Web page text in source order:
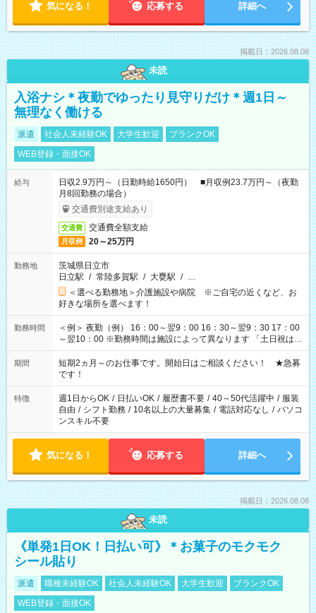
気になる！ 応募する 詳細へ
掲載日：2026.08.08
未読
入浴ナシ＊夜勤でゆったり見守りだけ＊週1日～
無理なく働ける
派遣 社会人未経験OK 大学生歓迎
ブランクOK
WEB登録・面接OK
給与
日収2.9万円～（日勤時給1650円） ■月収例23.7万円～（夜勤
月8回勤務の場合）
交通費別途支給あり
交通費 交通費全額支給
月収例 20～25万円
勤務地
茨城県日立市
日立駅 / 常陸多賀駅 / 大甕駅 / …
＜選べる勤務地＞介護施設や病院 ※ご自宅の近くなど、お
好きな場所を選べます！
勤務時間
＜例＞ 夜勤（例） 16：00～翌9：00 16：30～翌9：30 17：00
～翌10：00 ※勤務時間は施設によって異なります 「土日祝は休
みたい」 「しっかり稼ぎたい」 「もう少し遅い時間から始めた
い」など ご希望にあったお仕事をご案内いたします。 ※未経験
の方の場合は1～2ヶ月間は日中での仕事を経験いただき、 お
仕事に慣れてからの夜勤になります。 ★家庭の都合でお休みが
必要な場合も遠慮なくご相談ください。
期間
短期2ヵ月～のお仕事です。開始日はご相談ください！ ★急募
です！
特徴 週1日からOK / 日払いOK / 履歴書不要 / 40～50代活躍中 / 服装
自由 / シフト勤務 / 10名以上の大量募集 / 電話対応なし / パソコ
ンスキル不要
気になる！ 応募する 詳細へ
掲載日：2026.08.08
未読
《単発1日OK！日払い可》＊お菓子のモクモク
シール貼り
派遣 職種未経験OK 社会人未経験OK 大学生歓迎
ブランクOK
WEB登録・面接OK